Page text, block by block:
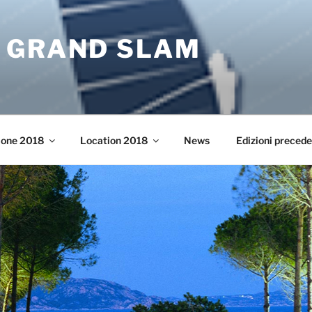
SLAM
2018 Location 2018 News Edizioni